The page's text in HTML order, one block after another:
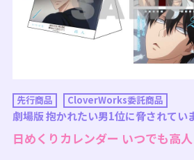
先行商品 CloverWorks委託商品
劇場版 抱かれたい男1位に脅されてい
日めくりカレンダー いつでも高人